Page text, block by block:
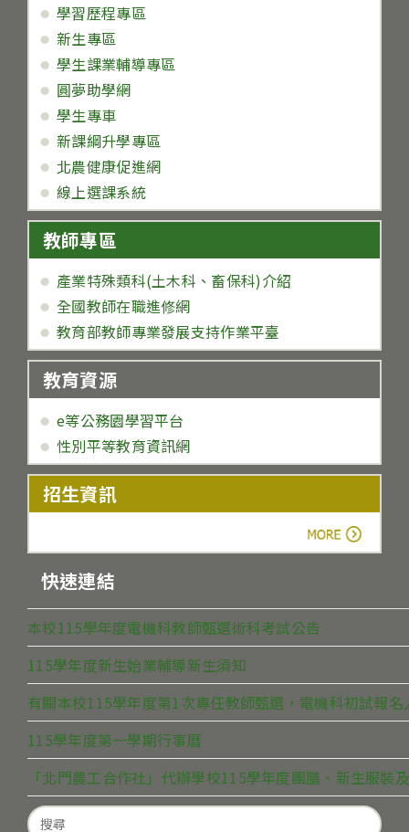
學習歷程專區
新生專區
學生課業輔導專區
圓夢助學網
學生專車
新課綱升學專區
北農健康促進網
線上選課系統
教師專區
產業特殊類科(土木科、畜保科)介紹
全國教師在職進修網
教育部教師專業發展支持作業平臺
教育資源
e等公務園學習平台
性別平等教育資訊網
招生資訊
快速連結
本校115學年度電機科教師甄選術科考試公告
115學年度新生始業輔導新生須知
有關本校115學年度第1次專任教師甄選，電機科初試報
115學年度第一學期行事曆
「北門農工合作社」代辦學校115學年度團膳、新生服裝
Search